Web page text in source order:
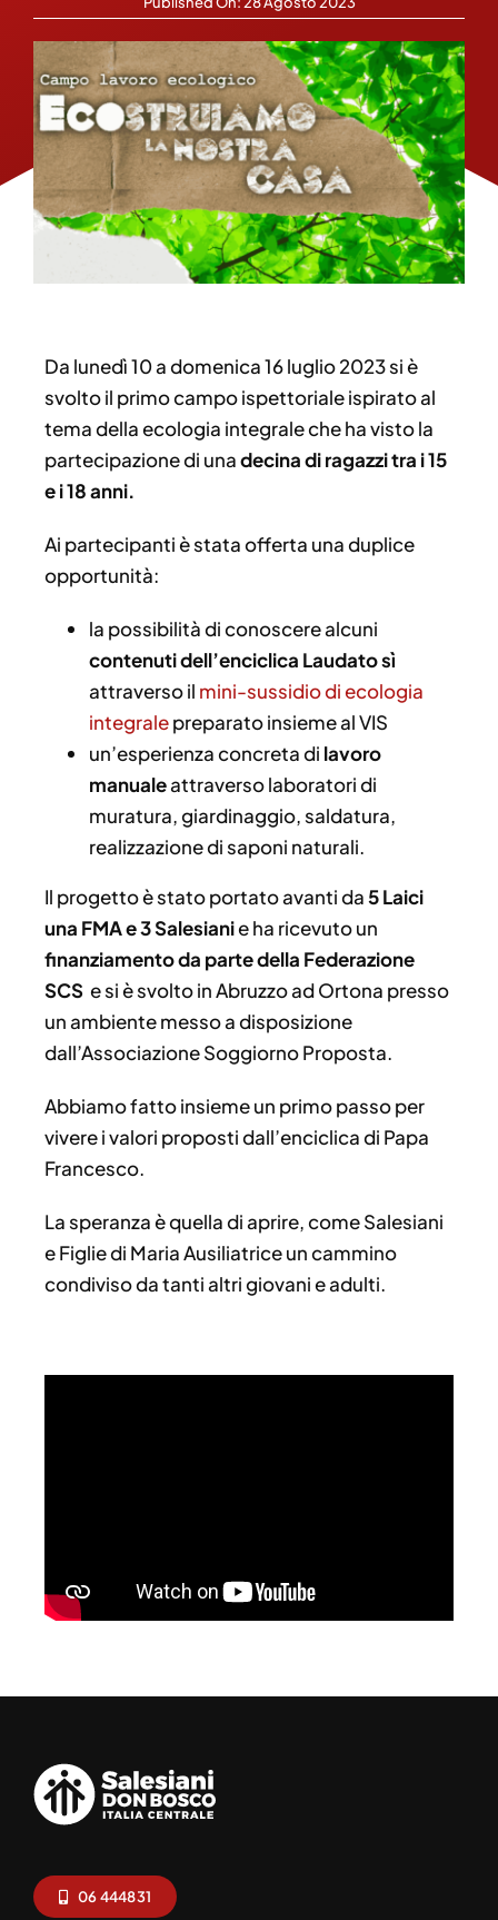
Da lunedì 10 a domenica 16 luglio 2023 si è
svolto il primo campo ispettoriale ispirato al
tema della ecologia integrale che ha visto la
partecipazione di unadecina di ragazzi tra i 15
e i 18 anni.
Ai partecipanti è stata offerta una duplice
opportunità:
la possibilità di conoscere alcuni
contenuti dell’enciclica Laudato sì
attraverso il mini-sussidio di ecologia
integralepreparato insieme al VIS
un’esperienza concreta di lavoro
manualeattraverso laboratori di
muratura, giardinaggio, saldatura,
realizzazione di saponi naturali.
Il progetto è stato portato avanti da5 Laici
una FMA e 3 Salesianie ha ricevuto un
finanziamento da parte della Federazione
SCS e si è svolto in Abruzzo ad Ortona presso
un ambiente messo a disposizione
dall’Associazione Soggiorno Proposta.
Abbiamo fatto insieme un primo passo per
vivere i valori proposti dall’enciclica di Papa
Francesco.
La speranza è quella di aprire, come Salesiani
e Figlie di Maria Ausiliatrice un cammino
condiviso da tanti altri giovani e adulti.
06 444831